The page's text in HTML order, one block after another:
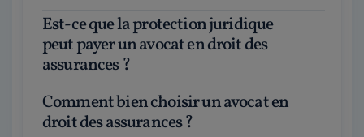
Est-ce que la protection juridique
peut payer un avocat en droit des
assurances ?
Comment bien choisir un avocat en
droit des assurances ?